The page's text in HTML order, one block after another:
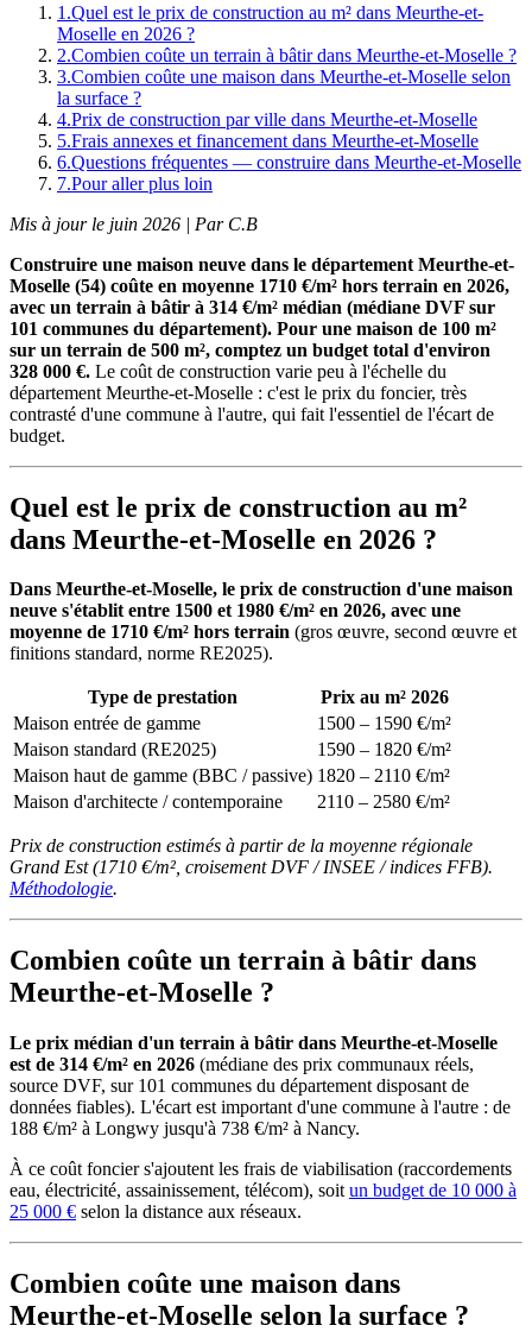
1 .Quel est le prix de construction au m² dans Meurthe-et-
Moselle en 2026 ?
2.Combien coûte un terrain à bâtir dans Meurthe-et-Moselle ?
3.Combien coûte une maison dans Meurthe-et-Moselle selon
la surface ?
4.Prix de construction par ville dans Meurthe-et-Moselle
5.Frais annexes et financement dans Meurthe-et-Moselle
6.Questions fréquentes — construire dans Meurthe-et-Moselle
7.Pour aller plus loin
Mis à jour le juin 2026 | Par C.B
Construire une maison neuve dans le département Meurthe-et-
Moselle (54) coûte en moyenne 1710 €/m² hors terrain en 2026,
avec un terrain à bâtir à 314 €/m² médian (médiane DVF sur
101 communes du département). Pour une maison de 100 m²
sur un terrain de 500 m², comptez un budget total d'environ
328 000 €. Le coût de construction varie peu à l'échelle du
département Meurthe-et-Moselle : c'est le prix du foncier, très
contrasté d'une commune à l'autre, qui fait l'essentiel de l'écart de
budget.
Quel est le prix de construction au m²
dans Meurthe-et-Moselle en 2026 ?
Dans Meurthe-et-Moselle, le prix de construction d'une maison
neuve s'établit entre 1500 et 1980 €/m² en 2026, avec une
moyenne de 1710 €/m² hors terrain (gros œuvre, second œuvre et
finitions standard, norme RE2025).
Type de prestation
Prix au m² 2026
Maison entrée de gamme
1500 – 1590 €/m²
Maison standard (RE2025)
1590 – 1820 €/m²
Maison haut de gamme (BBC / passive) 1820 – 2110 €/m²
Maison d'architecte / contemporaine
2110 – 2580 €/m²
Prix de construction estimés à partir de la moyenne régionale
Grand Est (1710 €/m², croisement DVF / INSEE / indices FFB).
Méthodologie.
Combien coûte un terrain à bâtir dans
Meurthe-et-Moselle ?
Le prix médian d'un terrain à bâtir dans Meurthe-et-Moselle
est de 314 €/m² en 2026 (médiane des prix communaux réels,
source DVF, sur 101 communes du département disposant de
données fiables). L'écart est important d'une commune à l'autre : de
188 €/m² à Longwy jusqu'à 738 €/m² à Nancy.
À ce coût foncier s'ajoutent les frais de viabilisation (raccordements
eau, électricité, assainissement, télécom), soit un budget de 10 000 à
25 000 € selon la distance aux réseaux.
Combien coûte une maison dans
Meurthe-et-Moselle selon la surface ?